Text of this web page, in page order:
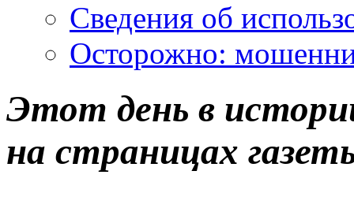
Сведения об
Осторожно:
Этот день в
на страницах